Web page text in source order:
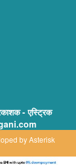
- एस्ट्रिक
byAsterisk